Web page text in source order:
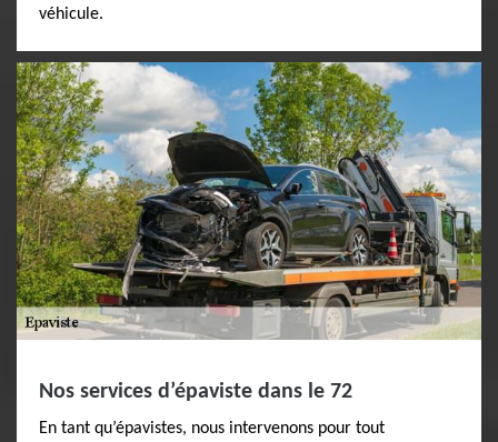
véhicule.
Nos services d’épaviste dans le 72
En tant qu’épavistes, nous intervenons pour tout